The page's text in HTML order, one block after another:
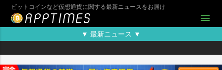
ビットコインなど仮想通貨に関する最新ニュースをお届け
menu
▼ 最新ニュース ▼